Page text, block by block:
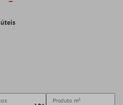
Produto m²